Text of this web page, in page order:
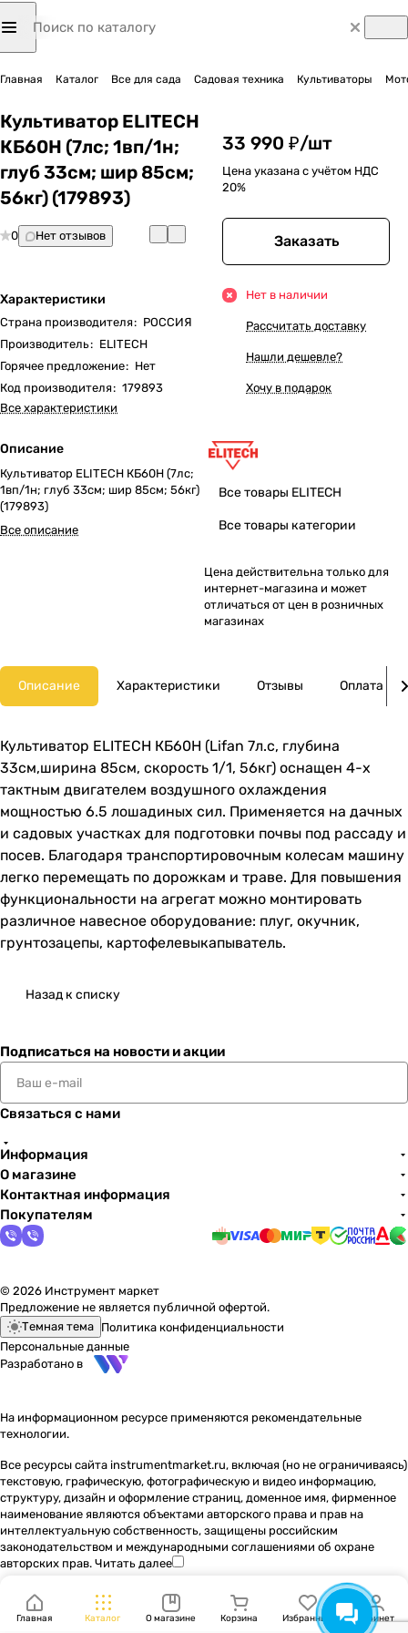
Главная Каталог Все для сада Садовая техника Культиваторы
Культиватор ELITECH
КБ60Н (7лс; 1вп/1н;
глуб 33см; шир 85см;
56кг) (179893)
0 Нет отзывов
Характеристики
Страна производителя: РОССИЯ
Производитель: ELITECH
Горячее предложение: Нет
Код производителя: 179893
Все характеристики
Описание
Культиватор ELITECH КБ60Н (7лс;
1вп/1н; глуб 33см; шир 85см; 56кг)
(179893)
Все описание
33 990 ₽/шт
Цена указана с учётом НДС
20%
Заказать
Нет в наличии
Рассчитать доставку
Нашли дешевле?
Хочу в подарок
Все товары ELITECH
Все товары категории
Цена действительна только для
интернет-магазина и может
отличаться от цен в розничных
магазинах
Описание Характеристики Отзывы Оплата
Культиватор ELITECH КБ60Н (Lifan 7л.с, глубина
33см,ширина 85см, скорость 1/1, 56кг) оснащен 4-х
тактным двигателем воздушного охлаждения
мощностью 6.5 лошадиных сил. Применяется на дачных
и садовых участках для подготовки почвы под рассаду и
посев. Благодаря транспортировочным колесам машину
легко перемещать по дорожкам и траве. Для повышения
функциональности на агрегат можно монтировать
различное навесное оборудование: плуг, окучник,
грунтозацепы, картофелевыкапыватель.
Назад к списку
Подписаться на новости и акции
Связаться с нами
Информация
О магазине
Контактная информация
Покупателям
© 2026 Инструмент маркет
Предложение не является публичной офертой.
Темная тема Политика конфиденциальности
Персональные данные
Разработано в
На информационном ресурсе применяются рекомендательные
технологии.
Все ресурсы сайта instrumentmarket.ru, включая (но не ограничиваясь)
текстовую, графическую, фотографическую и видео информацию,
структуру, дизайн и оформление страниц, доменное имя, фирменное
наименование являются объектами авторского права и прав на
интеллектуальную собственность, защищены российским
законодательством и международными соглашениями об охране
авторских прав. Читать далее
Главная Каталог О магазине Корзина Избранные Кабинет